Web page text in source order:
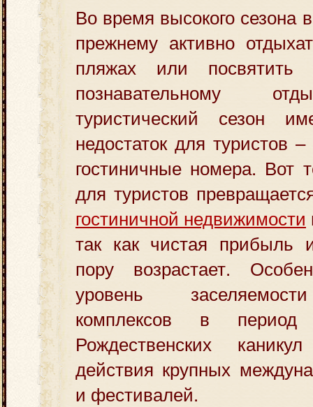
Во время высокого сезона
прежнему активно
пляжах или посвятить
познавательному
туристический сезон
недостаток для туристов
гостиничные номера. Вот
для туристов
гостиничной недвижимости
так как чистая прибыль
пору возрастает.
уровень
комплексов в
Рождественских
действия крупных
и фестивалей.